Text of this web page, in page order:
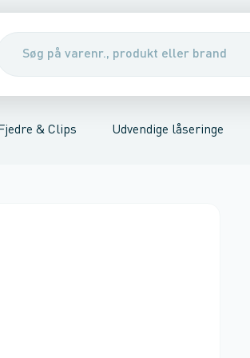
Gevindstænger RørophængAnkre & dybler
& Clips
Kemisk BefæstigelseNitter & Tænger
Udvendige låseringe
Trækfjedre